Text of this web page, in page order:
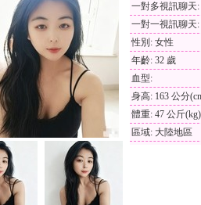
一對多視訊聊天
一對一視訊聊天
性別: 女性
年齡: 32 歲
血型:
身高: 163 公分
體重: 47 公斤(kg)
區域: 大陸地區